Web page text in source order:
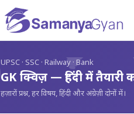
UPSC · SSC · Railway · Bank
GK क्विज़ — हिंदी में तैयारी
हज़ारों प्रश्न, हर विषय, हिंदी और अंग्रेज़ी दोनों में।